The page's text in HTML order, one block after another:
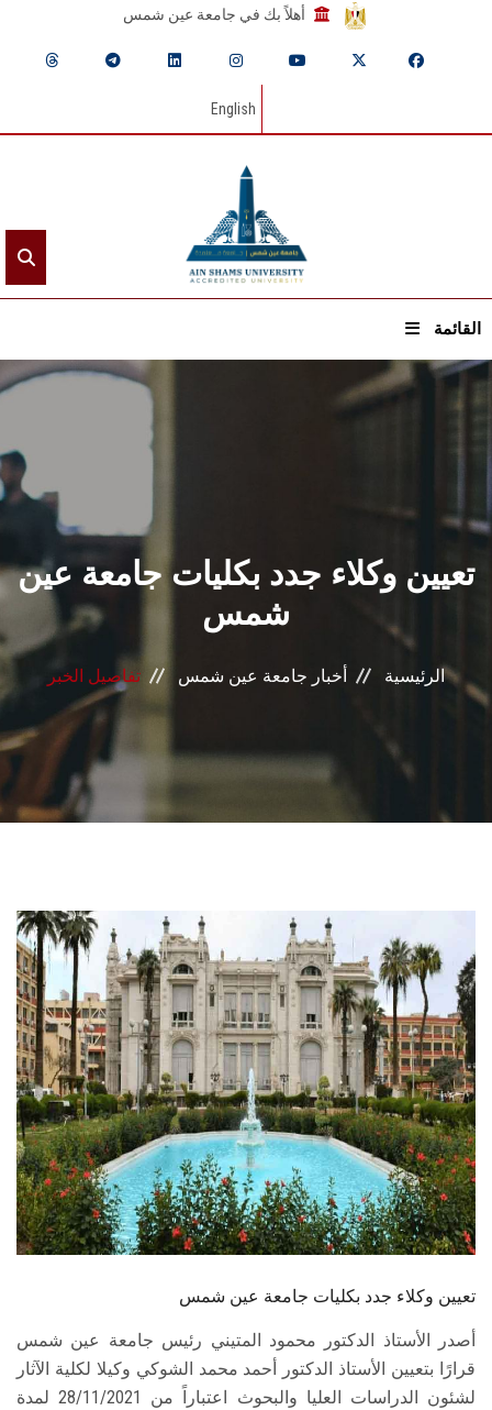
أهلاً بك في جامعة عين شمس
English
القائمة
الرئيسيـة
عن الجامعة
القطاعـات
الشئون الأكاديمية
البحث العلمي
الرعاية الصحية
المراكز والوحدات
الأنظمة الذكية
تواصل معنا
الطلاب
هيئة التدريس
الدراسات العليا
الخريجين
الموظفون
سجل الان
تعيين وكلاء جدد بكليات جامعة عين
شمس
الرئيسية أخبار جامعة عين شمس تفاصيل الخبر
تعيين وكلاء جدد بكليات جامعة عين شمس
أصدر الأستاذ الدكتور محمود المتيني رئيس جامعة عين شمس
قرارًا بتعيين الأستاذ الدكتور أحمد محمد الشوكي وكيلا لكلية الآثار
لشئون الدراسات العليا والبحوث اعتباراً من 28/11/2021 لمدة